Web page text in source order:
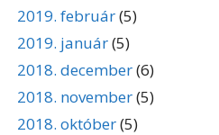
2019. február(5)
2019. január(5)
2018. december(6)
2018. november(5)
2018. október(5)